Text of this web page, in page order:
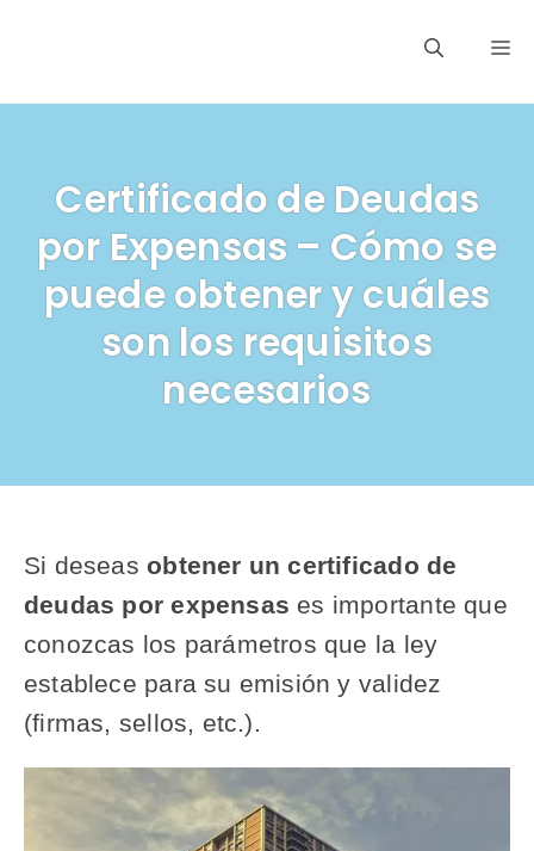
contenido
Certificado de Deudas
por Expensas – Cómo se
puede obtener y cuáles
son los requisitos
necesarios
Si deseasobtener un certificado de
deudas por expensas es importante que
conozcas los parámetros que la ley
establece para su emisión y validez
(firmas, sellos, etc.).